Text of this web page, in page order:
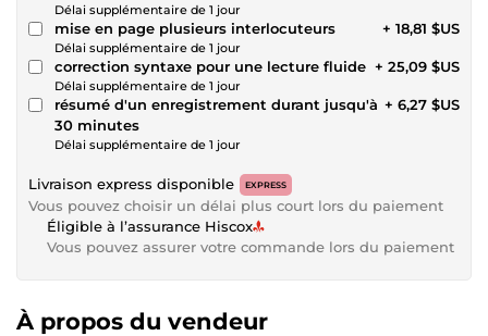
Délai supplémentaire de 1 jour
mise en page plusieurs interlocuteurs
Délai supplémentaire de 1 jour
+ 18,81 $US
correction syntaxe pour une lecture fluide
Délai supplémentaire de 1 jour
+ 25,09 $US
résumé d'un enregistrement durant jusqu'à
30 minutes
Délai supplémentaire de 1 jour
+ 6,27 $US
Livraison express disponible EXPRESS
Vous pouvez choisir un délai plus court lors du paiement
Éligible à l’assurance Hiscox
Vous pouvez assurer votre commande lors du paiement
À propos du vendeur